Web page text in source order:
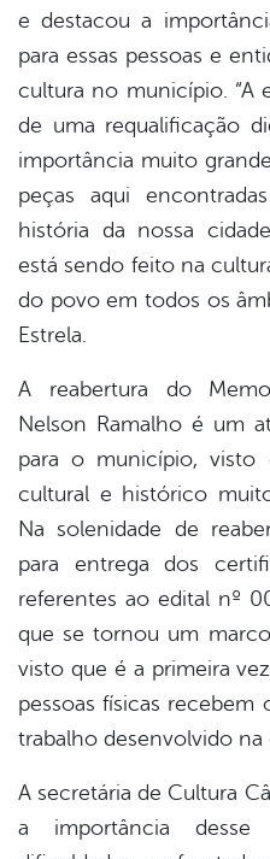
e destacou a
para essas pessoas e
cultura no município. “A
de uma requalificação
importância muito
peças aqui
história da nossa
está sendo feito na
do povo em todos os
Estrela.
A reabertura do
Nelson Ramalho é um
para o município, visto
cultural e histórico
Na solenidade de
para entrega dos
referentes ao edital nº
que se tornou um
visto que é a primeira
pessoas físicas
trabalho desenvolvido na
A secretária de Cultura
a importância